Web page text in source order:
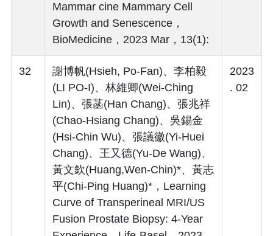
Mammar cine Mammary Cell
Growth and Senescence，
BioMedicine，2023 Mar，13(1):
32
謝博帆(Hsieh, Po-Fan)、李柏毅
(LI PO-I)、林維卿(Wei-Ching
Lin)、張菡(Han Chang)、張兆祥
(Chao-Hsiang Chang)、吳錫金
(Hsi-Chin Wu)、張議徽(Yi-Huei
Chang)、王又德(Yu-De Wang)、
黃文欽(Huang,Wen-Chin)*、黃志
平(Chi-Ping Huang)*，Learning
Curve of Transperineal MRI/US
Fusion Prostate Biopsy: 4-Year
2023
. 02